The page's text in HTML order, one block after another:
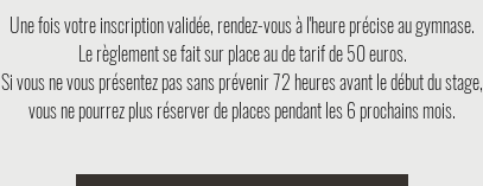
Une fois votre inscription validée, rendez-vous à l'heure précise au gymnase.
Le règlement se fait sur place au de tarif de 50 euros.
Si vous ne vous présentez pas sans prévenir 72 heures avant le début du stage,
vous ne pourrez plus réserver de places pendant les 6 prochains mois.